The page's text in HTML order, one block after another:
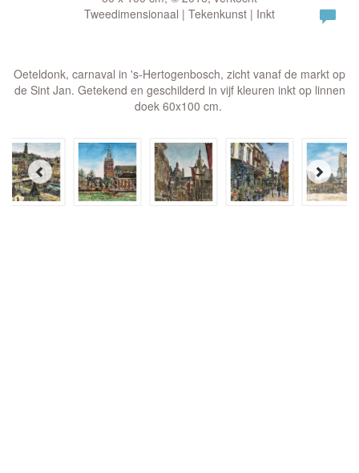
Tweedimensionaal | Tekenkunst | Inkt
Oeteldonk, carnaval in 's-Hertogenbosch, zicht vanaf de markt op
de Sint Jan. Getekend en geschilderd in vijf kleuren inkt op linnen
doek 60x100 cm.